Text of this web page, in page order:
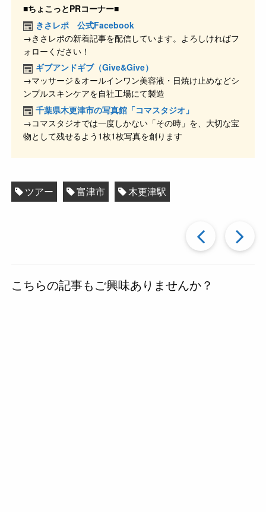
c
e
b
o
o
k
e e
n
a
et
■ちょこっとPRコーナー■
きさレポ 公式Facebook
→きさレポの新着記事を配信しています。よろしければフ
ォローください！
ギブアンドギブ（Give&Give）
→マッサージ＆オールインワン美容液・日焼け止めなどシ
ンプルスキンケアを自社工場にて製造
千葉県木更津市の写真館「コマスタジオ」
→コマスタジオでは一度しかない「その時」を、大切な宝
物として残せるよう1枚1枚写真を創ります
ツアー 富津市 木更津駅
過
去
こちらの記事もご興味ありませんか？